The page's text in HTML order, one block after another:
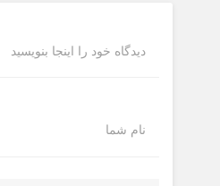
دیدگاه خود را اینجا بنویسید
نام شما